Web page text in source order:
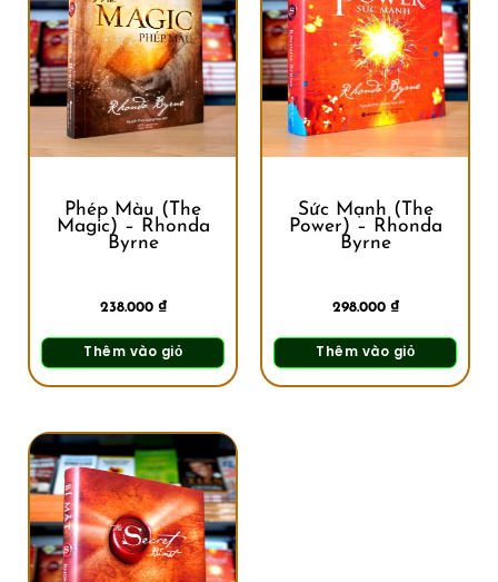
Phép Màu (The
Magic) – Rhonda
Byrne
238.000 ₫
Thêm vào giỏ
Sức Mạnh (The
Power) – Rhonda
Byrne
298.000 ₫
Thêm vào giỏ